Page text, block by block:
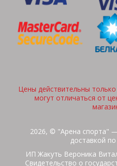
Цены действительны
могут отличаться от
2026, © "Арена спорта"
доставкой
ИП Жакуть Вероника
Свидетельство о